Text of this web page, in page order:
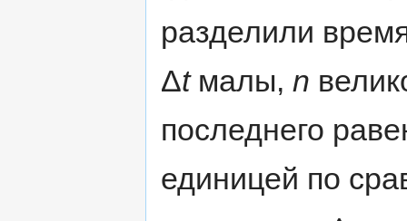
разделили
Δtмалы, n
последнего
единицей по